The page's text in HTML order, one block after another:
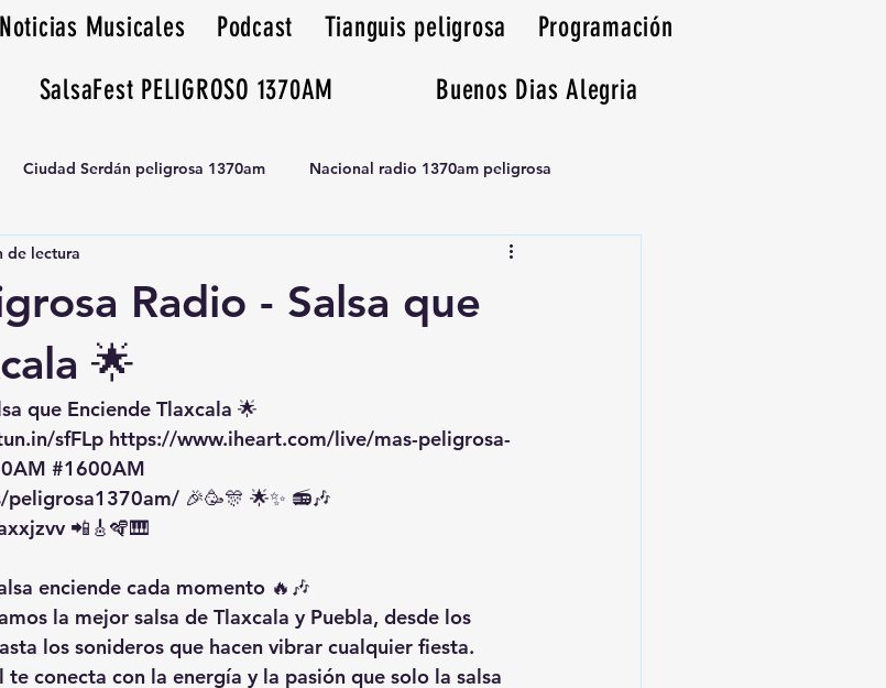
Noticias Musicales Podcast Tianguis peligrosa
Programación
SalsaFest PELIGROSO 1370AM Buenos Dias Alegria
Ciudad Serdán peligrosa 1370am Nacional radio 1370am peligrosa
1370am huamantla
Radio - Salsa que
🌟
de lectura
que Enciende Tlaxcala 🌟
sfFLp https://www.iheart.com/live/mas-peligrosa-
#1600AM
peligrosa1370am/ 🎉🥳🎊 🌟✨ 📻🎶
📲🎸🪇🎹
enciende cada momento 🔥🎶
la mejor salsa de Tlaxcala y Puebla, desde los
los sonideros que hacen vibrar cualquier fiesta.
conecta con la energía y la pasión que solo la salsa